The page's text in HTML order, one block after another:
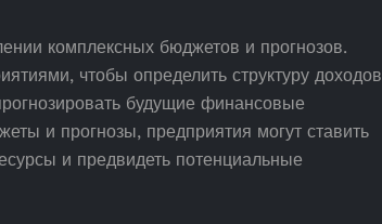
комплексных бюджетов и прогнозов.
чтобы определить структуру доходов
будущие финансовые
и прогнозы, предприятия могут ставить
и предвидеть потенциальные